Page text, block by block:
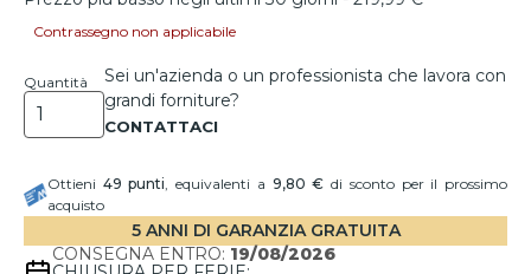
Contrassegno non applicabile
Quantità
Sei un'azienda o un professionista che lavora con
grandi forniture?
Ottieni 49 punti, equivalenti a 9,80 € di sconto per il prossimo
acquisto
5 ANNI DI GARANZIA GRATUITA
CONSEGNA ENTRO: 19/08/2026